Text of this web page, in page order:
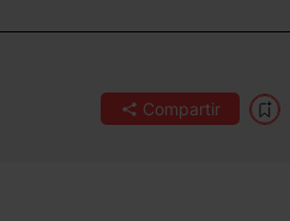
Compartir